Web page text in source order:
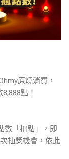
原燒消費，
點！
數「扣點」，即
抽獎機會，依此